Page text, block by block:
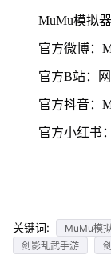
MuMu模拟
官方微博：
官方B站：
官方抖音：
官方小红书
关键词: MuMu模
剑影乱武手游